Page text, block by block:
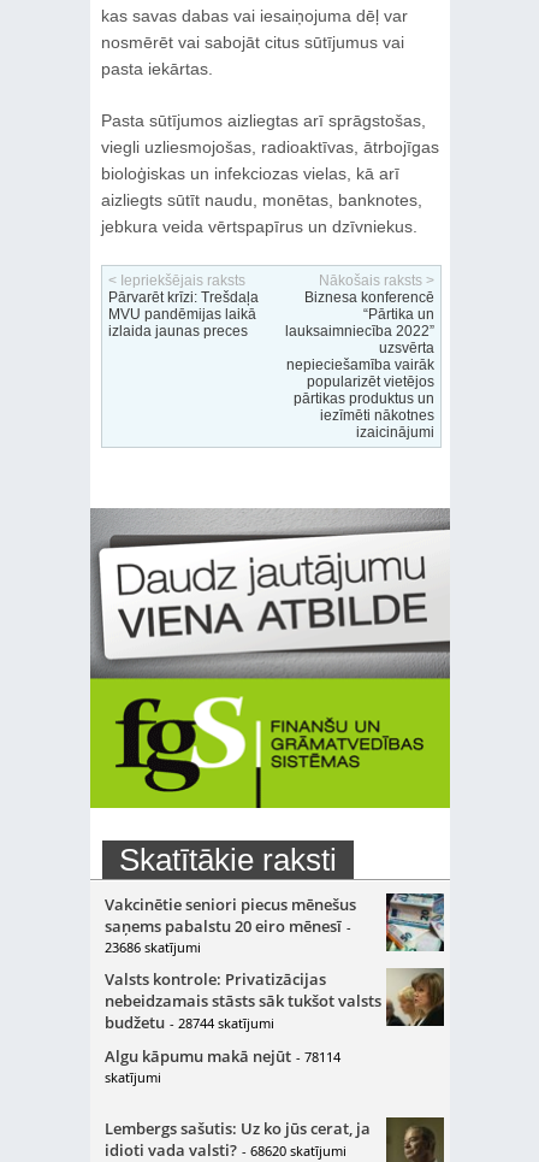
kas savas dabas vai iesaiņojuma dēļ var
nosmērēt vai sabojāt citus sūtījumus vai
pasta iekārtas.
Pasta sūtījumos aizliegtas arī sprāgstošas,
viegli uzliesmojošas, radioaktīvas, ātrbojīgas
bioloģiskas un infekciozas vielas, kā arī
aizliegts sūtīt naudu, monētas, banknotes,
jebkura veida vērtspapīrus un dzīvniekus.
< Iepriekšējais raksts
Pārvarēt krīzi: Trešdaļa
MVU pandēmijas laikā
izlaida jaunas preces
Nākošais raksts >
Biznesa konferencē
“Pārtika un
lauksaimniecība 2022”
uzsvērta
nepieciešamība vairāk
popularizēt vietējos
pārtikas produktus un
iezīmēti nākotnes
izaicinājumi
Skatītākie raksti
Vakcinētie seniori piecus mēnešus
saņems pabalstu 20 eiro mēnesī -
23686 skatījumi
Valsts kontrole: Privatizācijas
nebeidzamais stāsts sāk tukšot valsts
budžetu - 28744 skatījumi
Algu kāpumu makā nejūt - 78114
skatījumi
Lembergs sašutis: Uz ko jūs cerat, ja
idioti vada valsti? - 68620 skatījumi